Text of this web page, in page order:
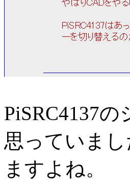
PiSRC4137
思っていま
ますよね。